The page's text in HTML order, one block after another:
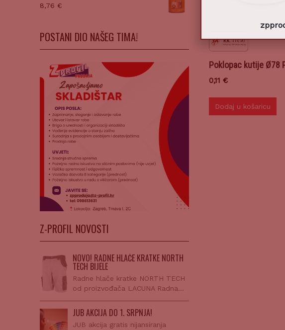
Poklopac kutije Ø78
0,11 €
Dodaj u košaricu
8,76 €
POSTANI DIO NAŠEG TIMA!
Z-PROFIL NOVOSTI
NOVO! RADNE HLAČE KRATKE NORTH
TECH BIJELE
Radne hlače kratke NORTH TECH
od proizvođača LACUNA Radna…
JUB AKCIJA DO 1. SRPNJA!
JUB akcija gratis nijansiranja